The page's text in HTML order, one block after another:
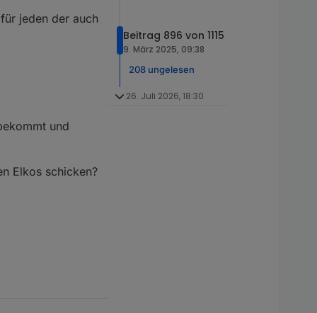
jeden der auch
und
Elkos schicken?
Beitrag 896 von 1115
9. März 2025, 09:38
208 ungelesen
26. Juli 2026, 18:30